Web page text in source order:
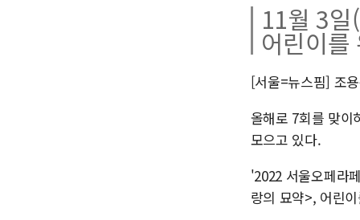
11월 3
어린이
[서울=뉴스핌] 조
올해로 7회를 맞이
모으고 있다.
'2022 서울오페라
랑의 묘약>, 어린